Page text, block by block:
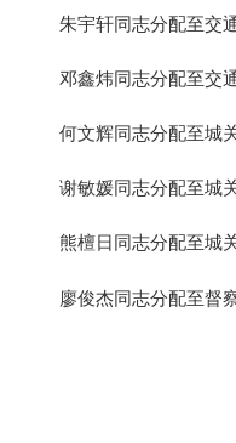
朱宇轩同志分配至交通
邓鑫炜同志分配至交
何文辉同志分配至城关
谢敏媛同志分配至城关
熊檀日同志分配至城关
廖俊杰同志分配至督察